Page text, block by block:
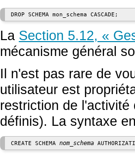
La Section 5.12, «
mécanisme général
Il n'est pas rare de
utilisateur est
restriction de
définis). La syntaxe
CREATE SCHEMA nom_schema